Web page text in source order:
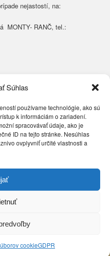
Súhlas
používame technológie, ako sú
k informáciám o zariadení.
spracovávať údaje, ako je
ID na tejto stránke. Nesúhlas
ovplyvniť určité vlastnosti a
cookieGDPR
nejastostí, na:
MONTY- RANČ, tel.:
práva vyhradené.